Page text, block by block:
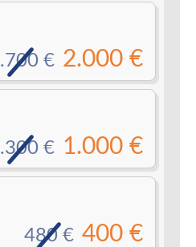
2.000 €
2.700 €
1.000 €
1.300 €
400 €
480 €